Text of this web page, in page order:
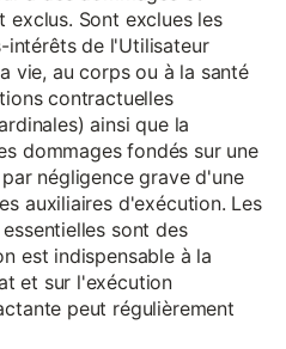
Sont exclues les
intérêts de l'Utilisateur
vie, au corps ou à la santé
contractuelles
ainsi que la
dommages fondés sur une
négligence grave d'une
auxiliaires d'exécution. Les
sont des
est indispensable à la
et sur l'exécution
peut régulièrement